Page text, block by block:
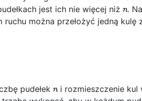
jest ich nie więcej niż
.
można przełożyć jedną
pudełek
i rozmieszczenie kul